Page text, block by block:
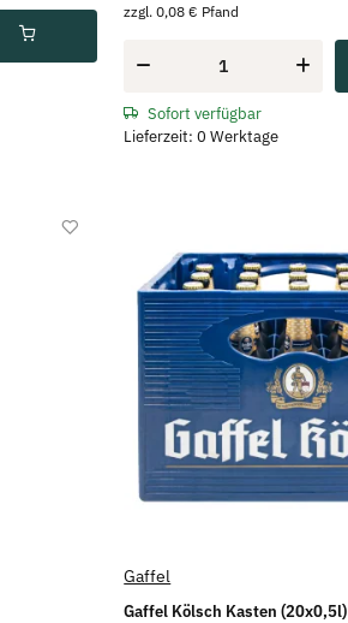
zzgl. 0,08 € Pfand
Sofort verfügbar
Lieferzeit: 0 Werktage
Gaffel
Gaffel Kölsch Kasten (20x0,5l)